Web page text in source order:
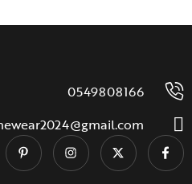
0549808166